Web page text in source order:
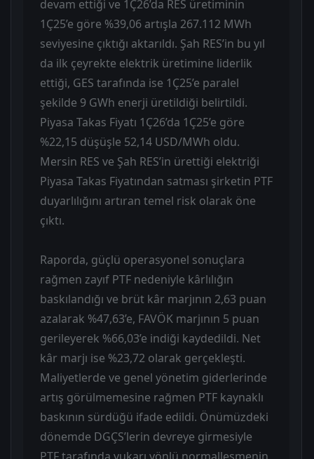
devam ettiği ve 1Ç26’da RES üretiminin
1Ç25’e göre %39,06 artışla 267.112 MWh
seviyesine çıktığı aktarıldı. Şah RES’in bu yıl
da ilk çeyrekte elektrik üretimine liderlik
ettiği, GES tarafında ise 1Ç25’e paralel
şekilde 9 GWh enerji üretildiği belirtildi.
Piyasa Takas Fiyatı 1Ç26’da 1Ç25’e göre
%22,15 düşüşle 52,14 USD/MWh oldu.
Mersin RES ve Şah RES’in ürettiği elektriği
Piyasa Takas Fiyatından satması şirketin PTF
duyarlılığını artıran temel risk olarak öne
çıktı.
Raporda, güçlü operasyonel sonuçlara
rağmen zayıf PTF nedeniyle kârlılığın
baskılandığı ve brüt kâr marjının 2,63 puan
azalarak %47,63’e, FAVÖK marjının 5 puan
gerileyerek %66,03’e indiği kaydedildi. Net
kâr marjı ise %23,72 olarak gerçekleşti.
Maliyetlerde ve genel yönetim giderlerinde
artış görülmemesine rağmen PTF kaynaklı
baskının sürdüğü ifade edildi. Önümüzdeki
dönemde DGÇS’lerin devreye girmesiyle